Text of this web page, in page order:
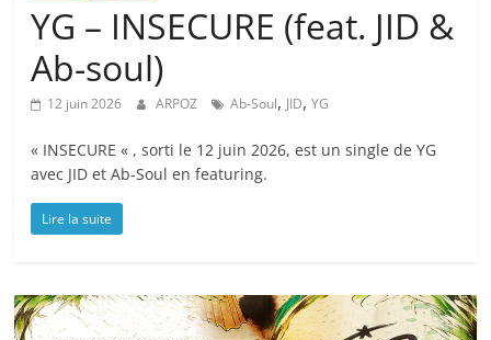
YG – INSECURE (feat. JID &
Ab-soul)
12 juin 2026 ARPOZ Ab-Soul, JID,YG
« INSECURE « , sorti le 12 juin 2026, est un single de YG
avec JID et Ab-Soul en featuring.
Lire la suite